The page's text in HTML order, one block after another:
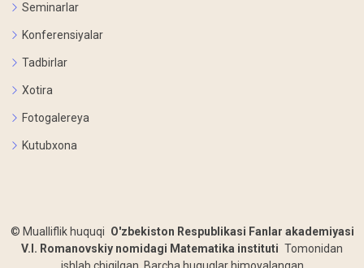
Seminarlar
Konferensiyalar
Tadbirlar
Xotira
Fotogalereya
Kutubxona
© Mualliflik huquqi O'zbekiston Respublikasi Fanlar akademiyasi
V.I. Romanovskiy nomidagi Matematika instituti Tomonidan